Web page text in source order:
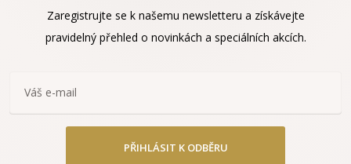
Zaregistrujte se k našemu newsletteru a získávejte
pravidelný přehled o novinkách a speciálních akcích.
PŘIHLÁSIT K ODBĚRU